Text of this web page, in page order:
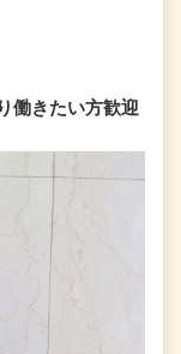
働きたい方歓迎